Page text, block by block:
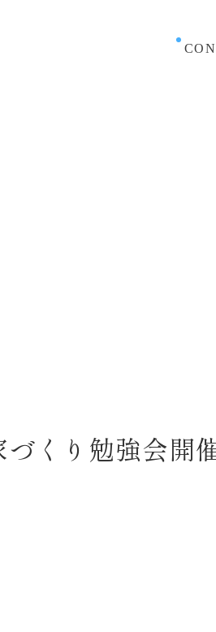
づくり勉強会